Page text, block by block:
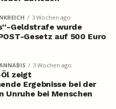
3 Wochen ago
Geldstrafe wurde
Gesetz auf 500 Euro
3 Wochen ago
Öl zeigt
Ergebnisse bei der
Unruhe bei Menschen